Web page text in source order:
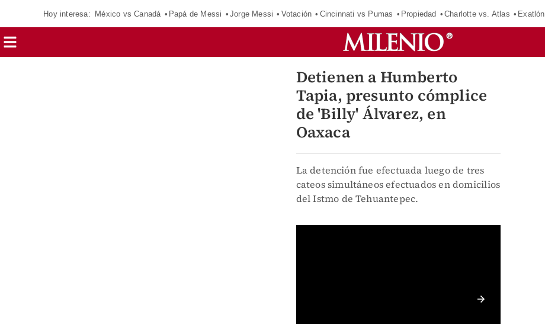
Hoy interesa: México vs Canadá Papá de Messi Jorge Messi Votación Cincinnati vs Pumas Propiedad Charlotte vs. Atlas Exatlón
Detienen a Humberto
Tapia, presunto cómplice
de 'Billy' Álvarez, en
Oaxaca
La detención fue efectuada luego de tres
cateos simultáneos efectuados en domicilios
del Istmo de Tehuantepec.